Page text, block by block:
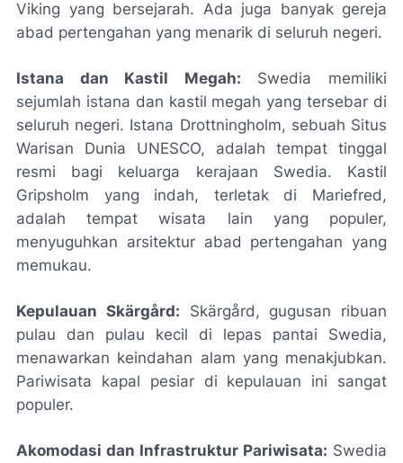
Viking yang bersejarah. Ada juga banyak gereja
abad pertengahan yang menarik di seluruh negeri.
Istana dan Kastil Megah: Swedia memiliki
sejumlah istana dan kastil megah yang tersebar di
seluruh negeri. Istana Drottningholm, sebuah Situs
Warisan Dunia UNESCO, adalah tempat tinggal
resmi bagi keluarga kerajaan Swedia. Kastil
Gripsholm yang indah, terletak di Mariefred,
adalah tempat wisata lain yang populer,
menyuguhkan arsitektur abad pertengahan yang
memukau.
Kepulauan Skärgård: Skärgård, gugusan ribuan
pulau dan pulau kecil di lepas pantai Swedia,
menawarkan keindahan alam yang menakjubkan.
Pariwisata kapal pesiar di kepulauan ini sangat
populer.
Akomodasi dan Infrastruktur Pariwisata: Swedia